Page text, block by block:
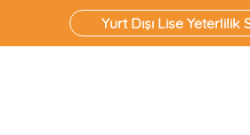
Yurt Dışı Lise Yeterlilik